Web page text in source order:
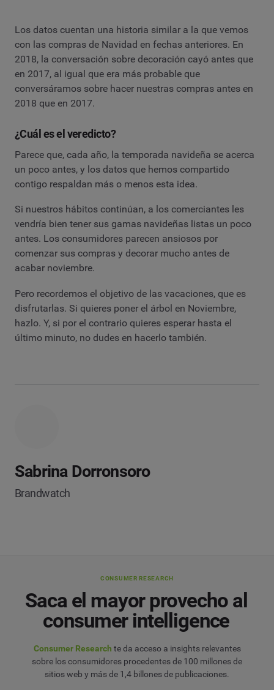
Los datos cuentan una historia similar a la que vemos
con las compras de Navidad en fechas anteriores. En
2018, la conversación sobre decoración cayó antes que
en 2017, al igual que era más probable que
conversáramos sobre hacer nuestras compras antes en
2018 que en 2017.
¿Cuál es el veredicto?
Parece que, cada año, la temporada navideña se acerca
un poco antes, y los datos que hemos compartido
contigo respaldan más o menos esta idea.
Si nuestros hábitos continúan, a los comerciantes les
vendría bien tener sus gamas navideñas listas un poco
antes. Los consumidores parecen ansiosos por
comenzar sus compras y decorar mucho antes de
acabar noviembre.
Pero recordemos el objetivo de las vacaciones, que es
disfrutarlas. Si quieres poner el árbol en Noviembre,
hazlo. Y, si por el contrario quieres esperar hasta el
último minuto, no dudes en hacerlo también.
Sabrina Dorronsoro
Brandwatch
CONSUMER RESEARCH
Saca el mayor provecho al
consumer intelligence
Consumer Research te da acceso a insights relevantes
sobre los consumidores procedentes de 100 millones de
sitios web y más de 1,4 billones de publicaciones.